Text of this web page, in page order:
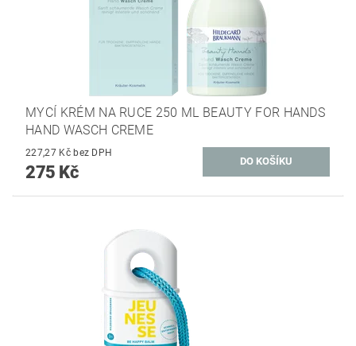
MYCÍ KRÉM NA RUCE 250 ML BEAUTY FOR HANDS
HAND WASCH CREME
227,27 Kč bez DPH
275 Kč